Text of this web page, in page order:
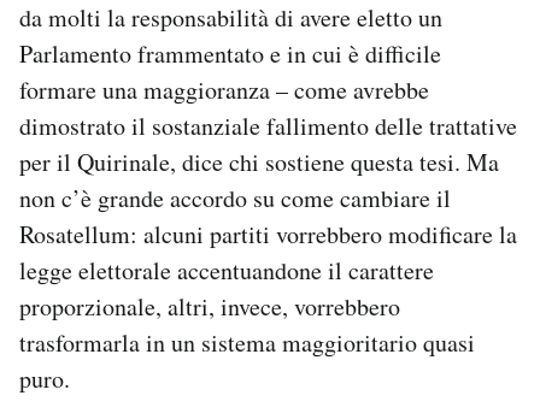
da molti la responsabilità di avere eletto un
Parlamento frammentato e in cui è difficile
formare una maggioranza – come avrebbe
dimostrato il sostanziale fallimento delle trattative
per il Quirinale, dice chi sostiene questa tesi. Ma
non c’è grande accordo su come cambiare il
Rosatellum: alcuni partiti vorrebbero modificare la
legge elettorale accentuandone il carattere
proporzionale, altri, invece, vorrebbero
trasformarla in un sistema maggioritario quasi
puro.